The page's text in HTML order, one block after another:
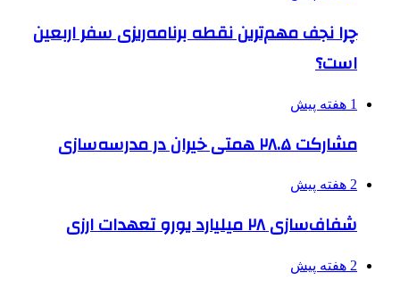
چرا نجف مهم‌ترین نقطه برنامه‌ریزی سفر اربعین
است؟
1 هفته پیش
مشارکت ۲۸.۵ همتی خیران در مدرسه‌سازی
2 هفته پیش
شفاف‌سازی ۲۸ میلیارد یورو تعهدات ارزی
2 هفته پیش